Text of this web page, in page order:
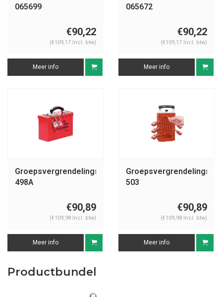
065699
€90,22
(€109,17 Incl. btw)
Meer info
065672
€90,22
(€109,17 Incl. btw)
Meer info
Groepsvergrendelingskast
498A
€90,89
(€109,98 Incl. btw)
Meer info
503
€90,89
(€109,98 Incl. btw)
Meer info
Productbundel